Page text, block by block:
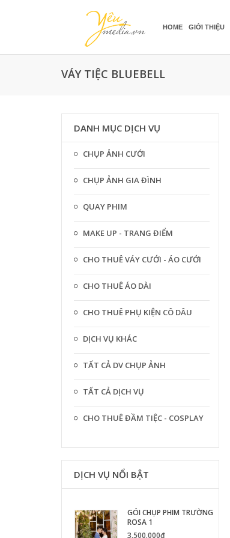
HOME GIỚI THIỆU
VÁY TIỆC BLUEBELL
DANH MỤC DỊCH VỤ
CHỤP ẢNH CƯỚI
CHỤP ẢNH GIA ĐÌNH
QUAY PHIM
MAKE UP - TRANG ĐIỂM
CHO THUÊ VÁY CƯỚI - ÁO CƯỚI
CHO THUÊ ÁO DÀI
CHO THUÊ PHỤ KIỆN CÔ DÂU
DỊCH VỤ KHÁC
TẤT CẢ DV CHỤP ẢNH
TẤT CẢ DỊCH VỤ
CHO THUÊ ĐẦM TIỆC - COSPLAY
DỊCH VỤ NỔI BẬT
GÓI CHỤP PHIM TRƯỜNG
ROSA 1
3.500.000₫